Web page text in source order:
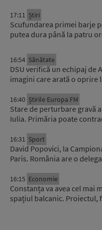
17:11 Știri
Scufundarea primei barje
putea dura până la patru
16:54 Sănătate
DSU verifică un echipaj de
imagini care arată o
16:40 Știrile Europa FM
Stare de perturbare gravă
Iulia. Primăria poate
16:31 Sport
David Popovici, la
Paris. România are o
16:15 Economie
Constanța va avea cel mai
spațiul balcanic.